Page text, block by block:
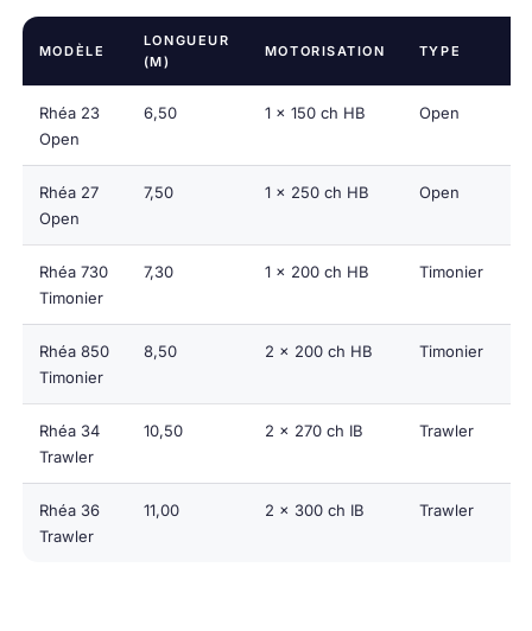
MODÈLE
LONGUEUR
(M)
MOTORISATION TYPE
Rhéa 23
Open
6,50 1 x 150 ch HB Open
Rhéa 27
Open
7,50 1 x 250 ch HB Open
Rhéa 730
Timonier
7,30 1 x 200 ch HB Timonier
Rhéa 850
Timonier
8,50 2 x 200 ch HB Timonier
Rhéa 34
Trawler
10,50 2 x 270 ch IB Trawler
Rhéa 36
Trawler
11,00 2 x 300 ch IB Trawler